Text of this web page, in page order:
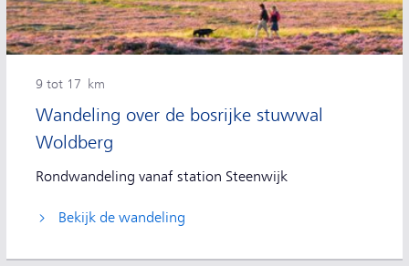
Wandeling over de bosrijke stuwwal
Woldberg
9 tot 17 km
Rondwandeling vanaf station Steenwijk
Bekijk de wandeling